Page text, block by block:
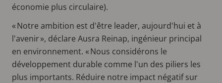
économie plus circulaire).
« Notre ambition est d'être leader, aujourd'hui et à
l'avenir », déclare Ausra Reinap, ingénieur principal
en environnement. « Nous considérons le
développement durable comme l'un des piliers les
plus importants. Réduire notre impact négatif sur